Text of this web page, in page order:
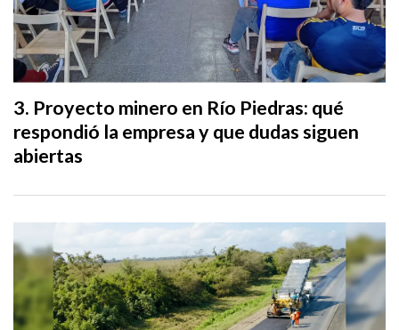
Proyecto minero en Río Piedras: qué
respondió la empresa y que dudas siguen
abiertas